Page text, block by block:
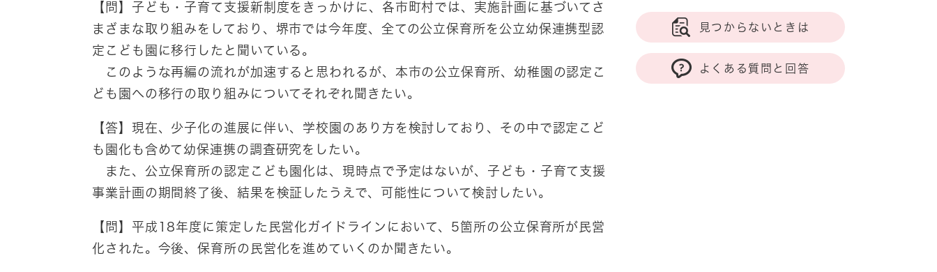
とじる
【問】子ども・子育て支援新制度をきっかけに、各市町村では、実施計画に基づいてさ
まざまな取り組みをしており、堺市では今年度、全ての公立保育所を公立幼保連携型認
定こども園に移行したと聞いている。
このような再編の流れが加速すると思われるが、本市の公立保育所、幼稚園の認定こ
ども園への移行の取り組みについてそれぞれ聞きたい。
【答】現在、少子化の進展に伴い、学校園のあり方を検討しており、その中で認定こど
も園化も含めて幼保連携の調査研究をしたい。
また、公立保育所の認定こども園化は、現時点で予定はないが、子ども・子育て支援
事業計画の期間終了後、結果を検証したうえで、可能性について検討したい。
【問】平成18年度に策定した民営化ガイドラインにおいて、5箇所の公立保育所が民営
化された。今後、保育所の民営化を進めていくのか聞きたい。
見つからないときは
よくある質問と回答